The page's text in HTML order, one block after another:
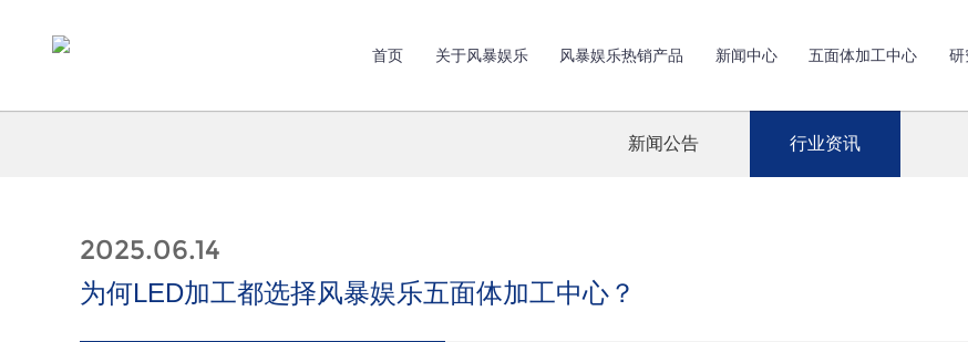
首页 关于风暴娱乐 风暴娱乐热销产品 新闻中心 五面体加工中心 研
新闻公告 行业资讯
2025.06.14
为何LED加工都选择风暴娱乐五面体加工中心？